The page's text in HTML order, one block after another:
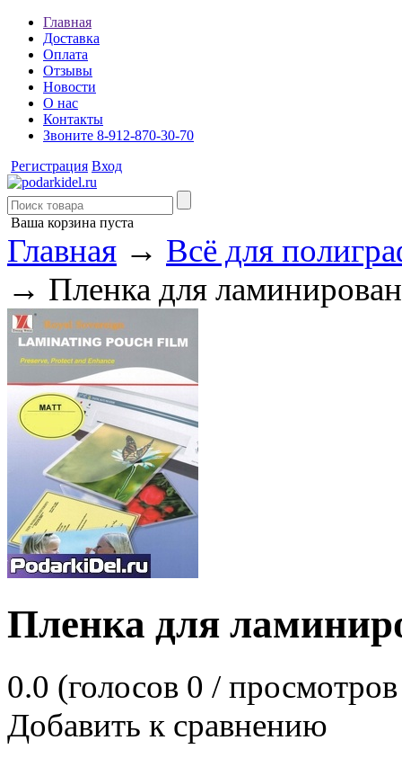
Главная
Доставка
Оплата
Отзывы
Новости
О нас
Контакты
Звоните 8-912-870-30-70
Регистрация Вход
Ваша корзина пуста
Главная → Всё для
→ Пленка для
Пленка для
0.0 (голосов 0 /
Добавить к сравнению